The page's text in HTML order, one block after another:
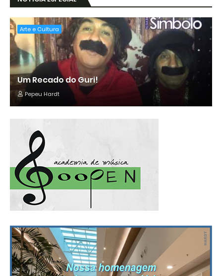
Arte e Cultura
Um Recado do Guri!
Pepeu Hardt